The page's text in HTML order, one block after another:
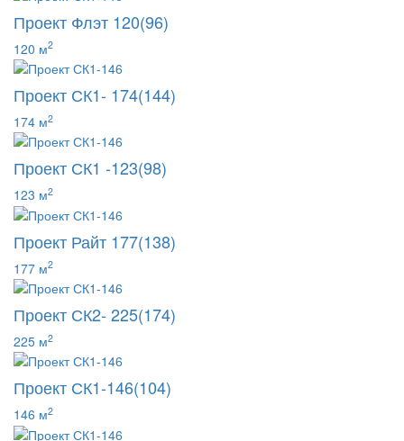
Проект Флэт 120(96)
120 м2
Проект СК1- 174(144)
174 м2
Проект СК1 -123(98)
123 м2
Проект Райт 177(138)
177 м2
Проект СК2- 225(174)
225 м2
Проект СК1-146(104)
146 м2